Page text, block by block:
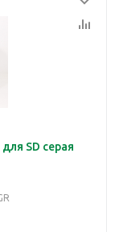
SD серая